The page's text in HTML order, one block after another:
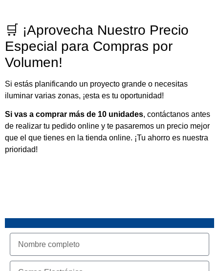
🛒 ¡Aprovecha Nuestro Precio
Especial para Compras por
Volumen!
Si estás planificando un proyecto grande o necesitas
iluminar varias zonas, ¡esta es tu oportunidad!
Si vas a comprar más de 10 unidades, contáctanos antes
de realizar tu pedido online y te pasaremos un precio mejor
que el que tienes en la tienda online. ¡Tu ahorro es nuestra
prioridad!